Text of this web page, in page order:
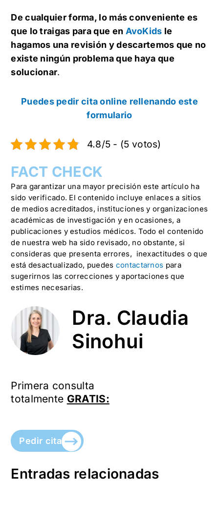
De cualquier forma, lo más conveniente es
que lo traigas para que en AvoKids le
hagamos una revisión y descartemos que no
existe ningún problema que haya que
solucionar.
Puedes pedir cita online rellenando este
formulario
4.8/5 - (5 votos)
FACT CHECK
Para garantizar una mayor precisión este artículo ha
sido verificado. El contenido incluye enlaces a sitios
de medios acreditados, instituciones y organizaciones
académicas de investigación y en ocasiones, a
publicaciones y estudios médicos. Todo el contenido
de nuestra web ha sido revisado, no obstante, si
consideras que presenta errores, inexactitudes o que
está desactualizado, puedes contactarnos para
sugerirnos las correcciones y aportaciones que
estimes necesarias.
Dra. Claudia
Sinohui
Primera consulta
totalmente GRATIS:
Pedir cita
Entradas relacionadas